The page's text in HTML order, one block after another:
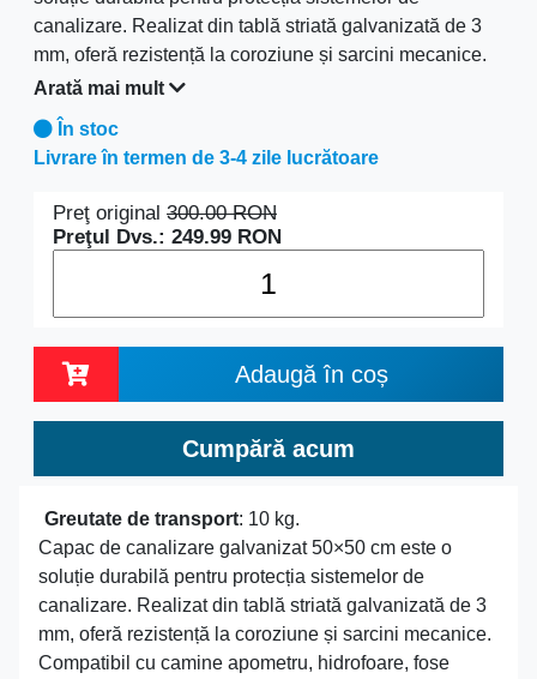
canalizare. Realizat din tablă striată galvanizată de 3
mm, oferă rezistență la coroziune și sarcini mecanice.
Compatibil cu camine apometru, hidrofoare, fose
septice și rețele de canalizare, asigură siguranță și
acces ușor pentru întreținere.Fabricat în România de
Metal Group.
Arată mai mult
În stoc
Livrare în termen de 3-4 zile lucrătoare
Preţ original 300.00RON
Preţul Dvs.: 249.99 RON
Adaugă în coș
Cumpără acum
Greutate de transport: 10 kg.
Capac de canalizare galvanizat 50×50 cm este o
soluție durabilă pentru protecția sistemelor de
canalizare. Realizat din tablă striată galvanizată de 3
mm, oferă rezistență la coroziune și sarcini mecanice.
Compatibil cu camine apometru, hidrofoare, fose